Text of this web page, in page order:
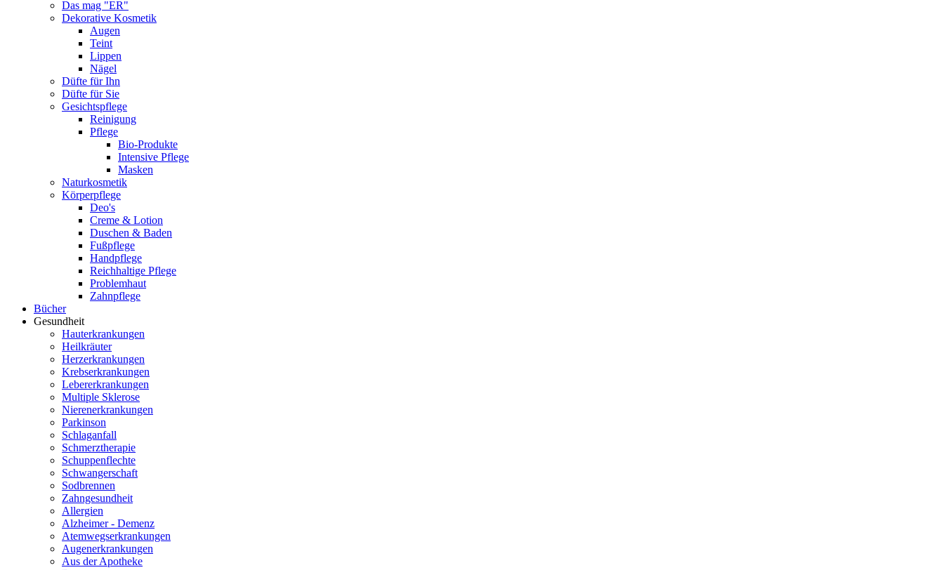
Das mag "ER"
Dekorative Kosmetik
Augen
Teint
Lippen
Nägel
Düfte für Ihn
Düfte für Sie
Gesichtspflege
Reinigung
Pflege
Bio-Produkte
Intensive Pflege
Masken
Naturkosmetik
Körperpflege
Deo's
Creme & Lotion
Duschen & Baden
Fußpflege
Handpflege
Reichhaltige Pflege
Problemhaut
Zahnpflege
Bücher
Gesundheit
Hauterkrankungen
Heilkräuter
Herzerkrankungen
Krebserkrankungen
Lebererkrankungen
Multiple Sklerose
Nierenerkrankungen
Parkinson
Schlaganfall
Schmerztherapie
Schuppenflechte
Schwangerschaft
Sodbrennen
Zahngesundheit
Allergien
Alzheimer - Demenz
Atemwegserkrankungen
Augenerkrankungen
Aus der Apotheke